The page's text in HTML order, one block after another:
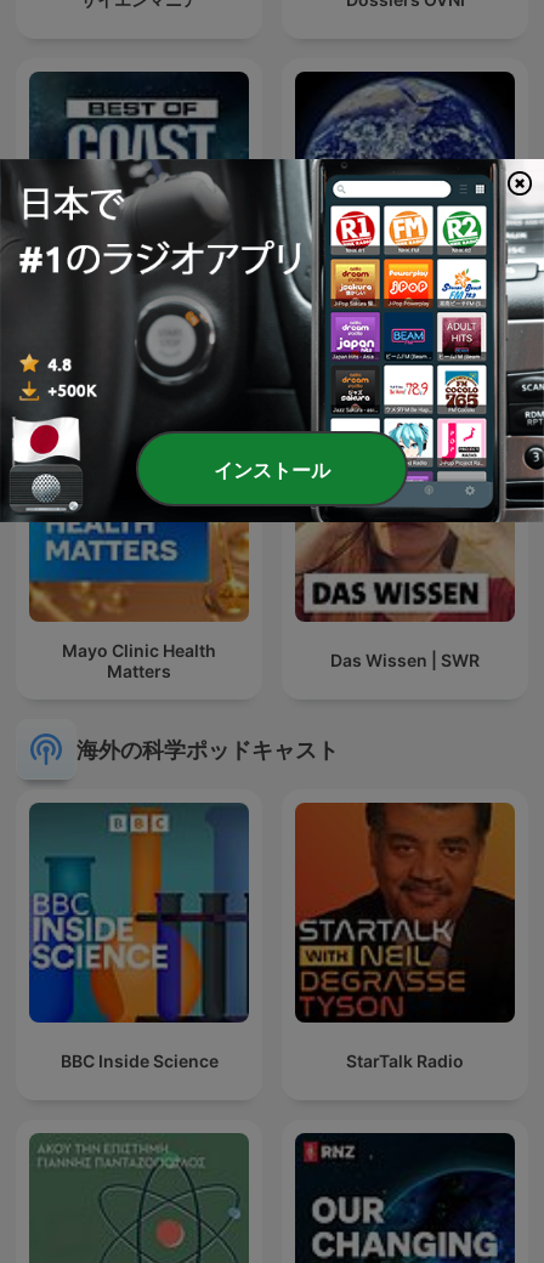
The Best of Coast to Coast
AM
ヴォイニッチの科学書
Mayo Clinic Health
Matters
Das Wissen | SWR
海外の科学ポッドキャスト
BBC Inside Science StarTalk Radio
インストール